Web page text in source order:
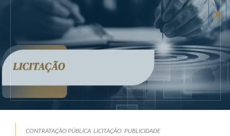
CONTRATAÇÃO PÚBLICA LICITAÇÃO PUBLICIDADE